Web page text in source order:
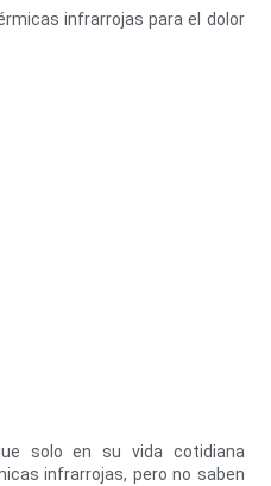
solo en su vida cotidiana
infrarrojas, pero no saben